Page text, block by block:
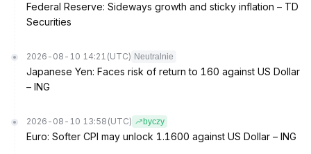
Federal Reserve: Sideways growth and sticky inflation – TD
Securities
2026-08-10 14:21 (UTC) Neutralnie
Japanese Yen: Faces risk of return to 160 against US Dollar
– ING
2026-08-10 13:58 (UTC) byczy
Euro: Softer CPI may unlock 1.1600 against US Dollar – ING